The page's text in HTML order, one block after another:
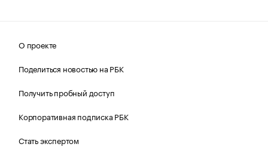
О проекте
Поделиться новостью на РБК
Получить пробный доступ
Корпоративная подписка РБК
Стать экспертом